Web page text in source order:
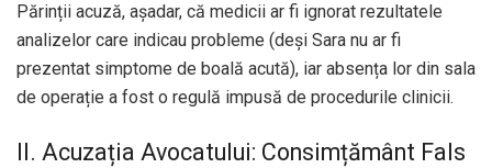
Părinții acuză, așadar, că medicii ar fi ignorat rezultatele
analizelor care indicau probleme (deși Sara nu ar fi
prezentat simptome de boală acută), iar absența lor din sala
de operație a fost o regulă impusă de procedurile clinicii.
II. Acuzația Avocatului: Consimțământ Fals